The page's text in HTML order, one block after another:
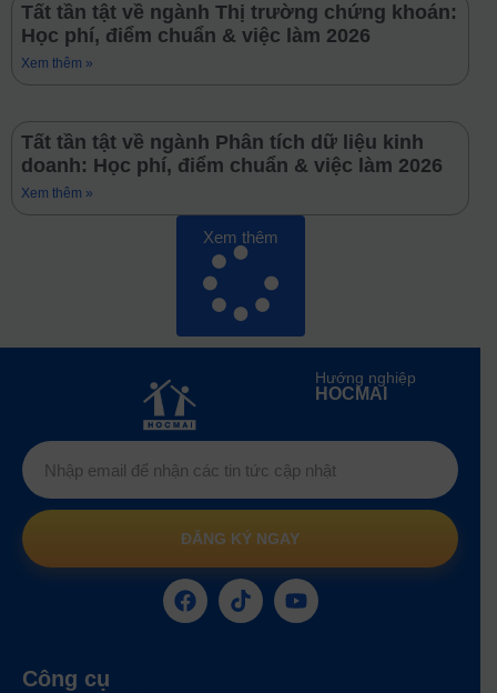
Tất tần tật về ngành Thị trường chứng khoán:
Học phí, điểm chuẩn & việc làm 2026
Xem thêm »
Tất tần tật về ngành Phân tích dữ liệu kinh
doanh: Học phí, điểm chuẩn & việc làm 2026
Xem thêm »
Xem thêm
Hướng nghiệp
HOCMAI
ĐĂNG KÝ NGAY
Công cụ